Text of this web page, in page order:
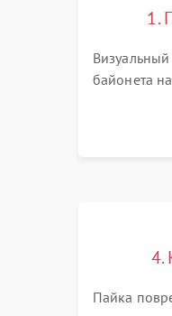
1.
байонета
Проверка
4.
Пайка